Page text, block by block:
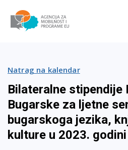
Natrag na kalendar
Bilateralne stipendije
Bugarske za ljetne
bugarskoga jezika,
kulture u 2023. godini